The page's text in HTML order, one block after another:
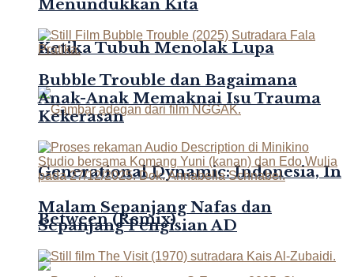
Ketika Tubuh Menolak Lupa
Generational Dynamic: Indonesia, In
Between (Remix)
Menundukkan Kita
Bubble Trouble dan Bagaimana
Anak-Anak Memaknai Isu Trauma
Kekerasan
Malam Sepanjang Nafas dan
Sepanjang Pengisian AD